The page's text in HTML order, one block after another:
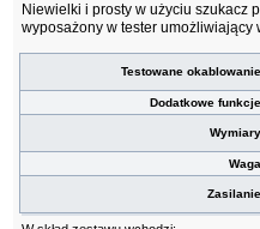
Niewielki i prosty w użyciu szukacz
wyposażony w tester umożliwiający
Testowane okablowanie
Dodatkowe funkcje
Wymiary
Waga
Zasilanie